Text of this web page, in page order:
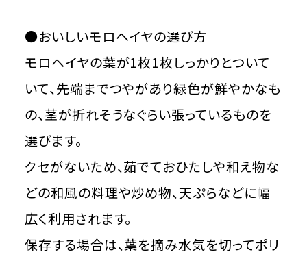
●おいしいモロヘイヤの選び方
モロヘイヤの葉が1枚1枚しっかりとついて
いて、先端までつやがあり緑色が鮮やかなも
の、茎が折れそうなぐらい張っているものを
選びます。
クセがないため、茹でておひたしや和え物な
どの和風の料理や炒め物、天ぷらなどに幅
広く利用されます。
保存する場合は、葉を摘み水気を切ってポリ